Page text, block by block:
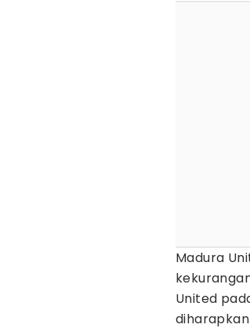
Madura
United